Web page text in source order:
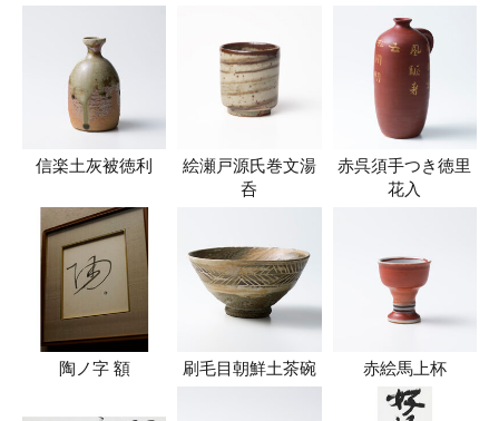
信楽土灰被徳利
絵瀬戸源氏巻文湯
呑
赤呉須手つき徳里
花入
陶ノ字 額 刷毛目朝鮮土茶碗 赤絵馬上杯